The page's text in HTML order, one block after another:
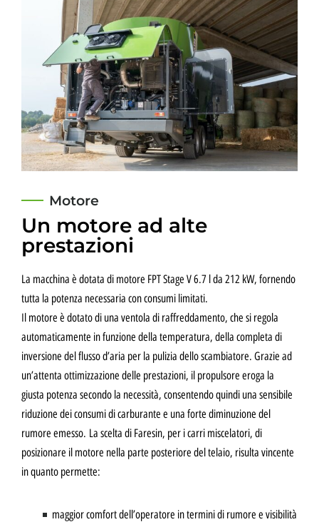
Motore
Un motore ad alte
prestazioni
La macchina è dotata di motore FPT Stage V 6.7 l da 212 kW, fornendo
tutta la potenza necessaria con consumi limitati.
Il motore è dotato di una ventola di raffreddamento, che si regola
automaticamente in funzione della temperatura, della completa di
inversione del flusso d’aria per la pulizia dello scambiatore. Grazie ad
un’attenta ottimizzazione delle prestazioni, il propulsore eroga la
giusta potenza secondo la necessità, consentendo quindi una sensibile
riduzione dei consumi di carburante e una forte diminuzione del
rumore emesso. La scelta di Faresin, per i carri miscelatori, di
posizionare il motore nella parte posteriore del telaio, risulta vincente
in quanto permette:
maggior comfort dell’operatore in termini di rumore e visibilità